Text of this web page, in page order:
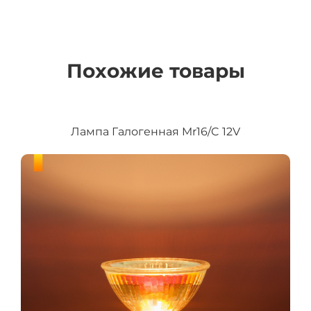
Похожие товары
Лампа Галогенная Mr16/C 12V